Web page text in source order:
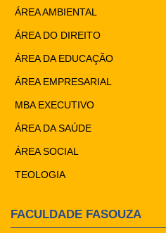
ÁREA AMBIENTAL
ÁREA DO DIREITO
ÁREA DA EDUCAÇÃO
ÁREA EMPRESARIAL
MBA EXECUTIVO
ÁREA DA SAÚDE
ÁREA SOCIAL
TEOLOGIA
FACULDADE FASOUZA